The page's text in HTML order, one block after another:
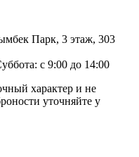
Парк, 3 этаж, 303
с 9:00 до 14:00
характер и не
уточняйте у